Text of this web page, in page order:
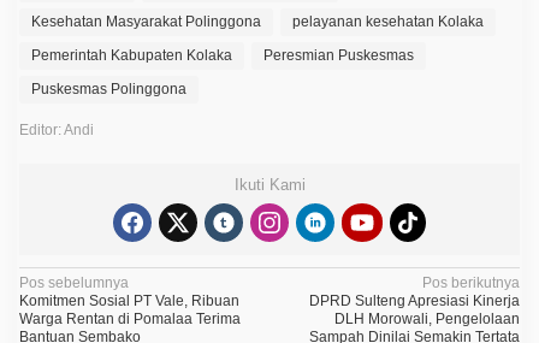
Kesehatan Masyarakat Polinggona
pelayanan kesehatan Kolaka
Pemerintah Kabupaten Kolaka
Peresmian Puskesmas
Puskesmas Polinggona
Editor: Andi
Ikuti Kami
N
a
Pos sebelumnya
Komitmen Sosial PT Vale, Ribuan
Warga Rentan di Pomalaa Terima
Bantuan Sembako
Pos berikutnya
DPRD Sulteng Apresiasi Kinerja
DLH Morowali, Pengelolaan
Sampah Dinilai Semakin Tertata